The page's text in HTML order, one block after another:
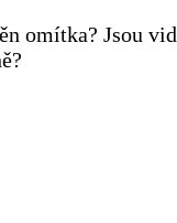
omítka? Jsou